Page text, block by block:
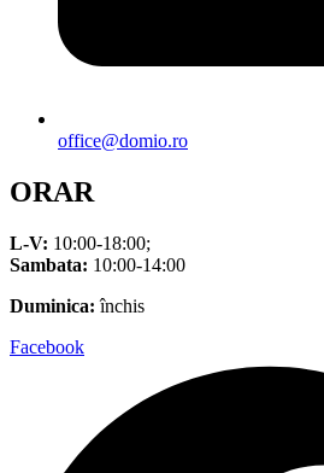
office@domio.ro
ORAR
L-V: 10:00-18:00;
Sambata: 10:00-14:00
Duminica: închis
Facebook